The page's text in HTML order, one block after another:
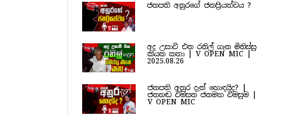
ජනපති අනුරගේ ජනප්‍රියත්වය ?
අද උසාවි එන රනිල් ගැන මිනිස්සු
කියන කතා | V OPEN MIC |
2025.08.26
ජනපති අනුර දැන් හොඳයිද? |
ජනහඬ විමසන ජනමත විමසුම |
V OPEN MIC